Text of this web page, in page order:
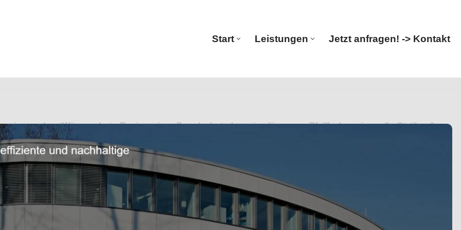
Start Leistungen Jetzt anfragen! -> Kontakt
oder ✓Wärmeschutz, Bauingenieur, Brandschutz, Ingenieurlösungen. Pfeiffer Ingenieure, Ihr Statiker &
✓Bauingenieur, ✓Wärmeschutz oder ✓Ingenieurlösungen. Ihre Vision ist unsere Mission ✉.